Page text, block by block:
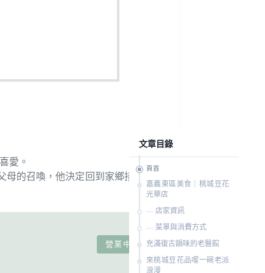
愛。
的召喚，他決定回到家鄉接手家
營業中
文章目錄
頁首
嘉義東區美食｜桃城豆花
光華店
店家資訊
菜單與消費方式
充滿復古韻味的老醫館
來桃城豆花品嚐一碗老派
浪漫